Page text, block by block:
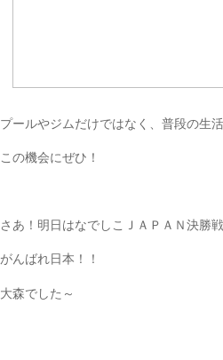
プールやジムだけではなく、普段の生
この機会にぜひ！
さあ！明日はなでしこＪＡＰＡＮ決勝戦
がんばれ日本！！
大森でした～